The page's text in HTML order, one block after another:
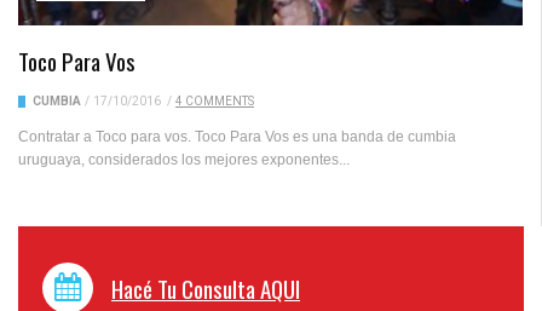
Toco Para Vos
CUMBIA / 17/10/2016 / 4 COMMENTS
Contratar a Toco para vos. Toco Para Vos es una banda de cumbia
uruguaya, considerados los mejores exponentes...
Hacé Tu Consulta AQUI